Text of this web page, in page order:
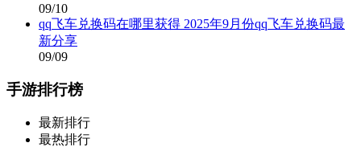
09/10
qq飞车兑换码在哪里获得 2025年9月份qq飞车兑换码最
新分享
09/09
手游排行榜
最新排行
最热排行